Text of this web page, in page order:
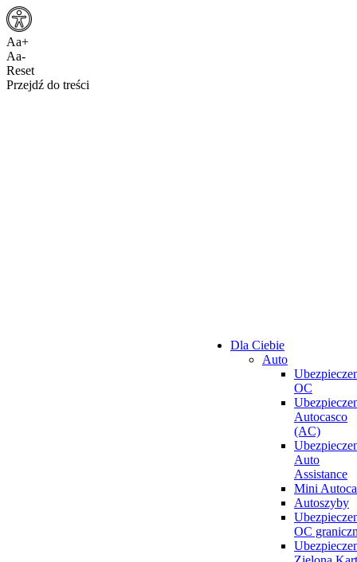
Aa+
Aa-
Reset
Przejdź do treści
Dla Ciebie
Auto
OC
Autocasco
(AC)
Auto
Assistance
Mini
Autoszyby
OC